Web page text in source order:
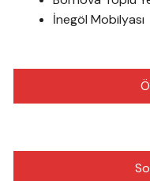
İnegöl Mobilyası